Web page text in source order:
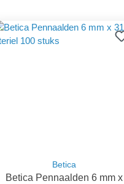
Betica
Betica Pennaalden 6 mm x